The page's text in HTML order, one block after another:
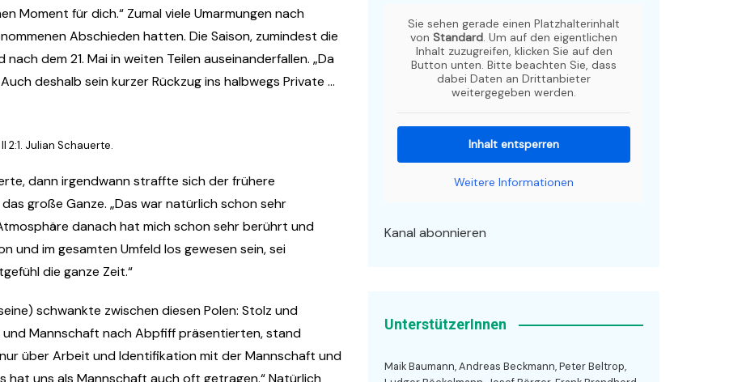
Moment für dich.“ Zumal viele Umarmungen nach
Abschieden hatten. Die Saison, zumindest die
dem 21. Mai in weiten Teilen auseinanderfallen. „Da
deshalb sein kurzer Rückzug ins halbwegs Private …
2:1. Julian Schauerte.
dann irgendwann straffte sich der frühere
große Ganze. „Das war natürlich schon sehr
danach hat mich schon sehr berührt und
und im gesamten Umfeld los gewesen sein, sei
die ganze Zeit.“
schwankte zwischen diesen Polen: Stolz und
und Mannschaft nach Abpfiff präsentierten, stand
über Arbeit und Identifikation mit der Mannschaft und
hat uns als Mannschaft auch oft getragen.“ Natürlich
Sie sehen gerade einen Platzhalterinhalt
von Standard. Um auf den eigentlichen
Inhalt zuzugreifen, klicken Sie auf den
Button unten. Bitte beachten Sie, dass
dabei Daten an Drittanbieter
weitergegeben werden.
Inhalt entsperren
Weitere Informationen
Kanal abonnieren
UnterstützerInnen
Maik Baumann, Andreas Beckmann, Peter Beltrop,